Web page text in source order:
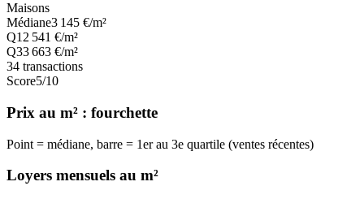
Maisons
Médiane3 145 €/m²
Q1 2 541 €/m²
Q33 663 €/m²
34 transactions
Score5/10
Prix au m² : fourchette
Point = médiane, barre = 1er au 3e quartile (ventes récentes)
Loyers mensuels au m²